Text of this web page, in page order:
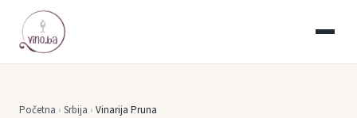
Početna › Srbija › Vinarija Pruna